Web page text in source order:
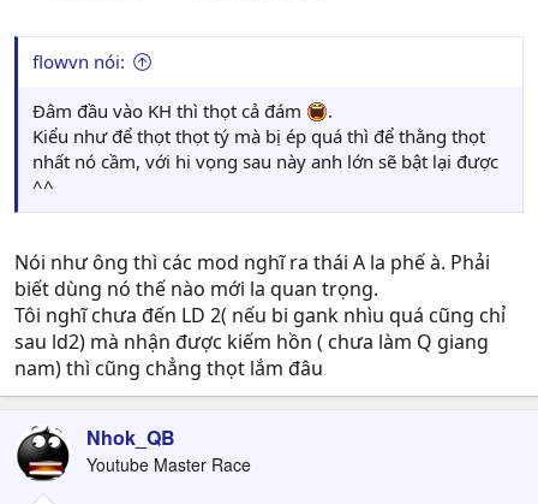
flowvn nói:
Đâm đầu vào KH thì thọt cả đám
.
Kiểu như để thọt thọt tý mà bị ép quá thì để thằng thọt
nhất nó cầm, với hi vọng sau này anh lớn sẽ bật lại được
^^
Nói như ông thì các mod nghĩ ra thái A la phế à. Phải
biết dùng nó thế nào mới la quan trọng.
Tôi nghĩ chưa đến LD 2( nếu bi gank nhìu quá cũng chỉ
sau ld2) mà nhận được kiếm hồn ( chưa làm Q giang
nam) thì cũng chẳng thọt lắm đâu
Nhok_QB
Youtube Master Race